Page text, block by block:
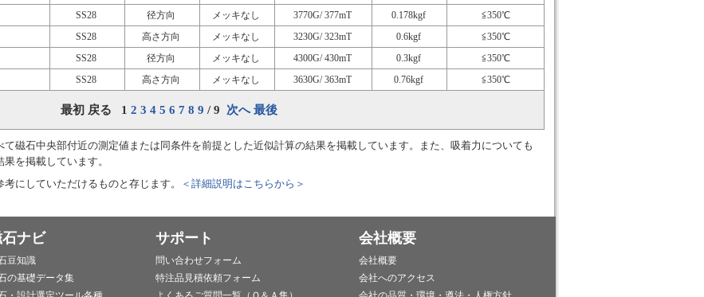
SS28 径方向 メッキなし 3770G/ 377mT 0.178kgf
≦350℃
SS28 高さ方向 メッキなし 3230G/ 323mT 0.6kgf
≦350℃
SS28 径方向 メッキなし 4300G/ 430mT 0.3kgf
≦350℃
SS28 高さ方向 メッキなし 3630G/ 363mT 0.76kgf ≦350℃
最初 戻る 1 2 3 4 5 6 7 8 9 / 9 次へ 最後
磁石中央部付近の測定値または同条件を前提とした近似計算の結果を掲載しています。また、吸着力についても
を掲載しています。
にしていただけるものと存じます。
＜詳細説明はこちらから＞
ナビ
豆知識
の基礎データ集
サポート
問い合わせフォーム
特注品見積依頼フォーム
会社概要
会社概要
会社へのアクセス